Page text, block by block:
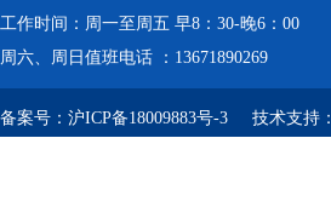
工作时间：周一至周五 早8：30-晚6：00
周六、周日值班电话 ：13671890269
备案号： 沪ICP备18009883号-3 技术支持：